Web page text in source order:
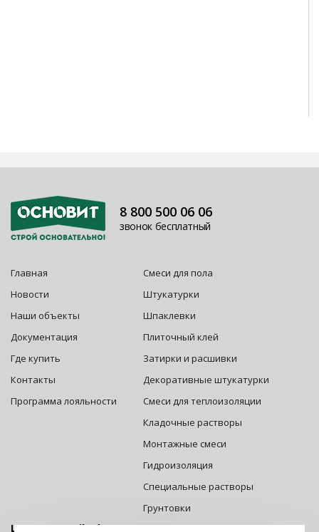
Главная
Новости
Наши объекты
Документация
Где купить
Контакты
Программа лояльности
Смеси для пола
Штукатурки
Шпаклевки
Плиточный клей
Затирки и расшивки
Декоративные штукатурки
Смеси для теплоизоляции
Кладочные растворы
Монтажные смеси
Гидроизоляция
Специальные растворы
Грунтовки
8 800 500 06 06
звонок бесплатный
Центральный офис г. Москва: